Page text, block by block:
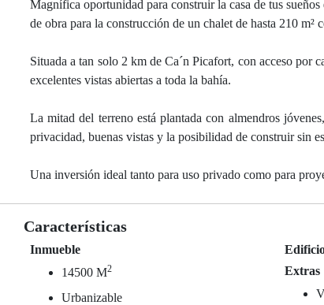
Magnífica oportunidad para construir la casa de tus
de obra para la construcción de un chalet de hasta 210 m²
Situada a tan solo 2 km de Ca´n Picafort, con acceso por
excelentes vistas abiertas a toda la bahía.
La mitad del terreno está plantada con almendros
privacidad, buenas vistas y la posibilidad de construir sin
Una inversión ideal tanto para uso privado como para
Características
Inmueble
14500 M2
Urbanizable
Extras